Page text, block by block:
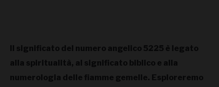
DECOR AND THANKSGIVING IDEAS
Il significato del numero angelico 5225 è legato
alla spiritualità, al significato biblico e alla
numerologia delle fiamme gemelle. Esploreremo